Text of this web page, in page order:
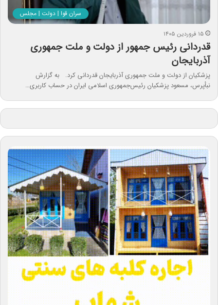
سران قوا | دولت | مجلس
۱۵ فروردین ۱۴۰۵
قدردانی رئیس جمهور از دولت و ملت جمهوری
آذربایجان
پزشکیان از دولت و ملت جمهوری آذربایجان قدردانی کرد. به گزارش
نبأپرس، مسعود پزشکیان رئیس‌جمهوری اسلامی ایران در حساب کاربری…